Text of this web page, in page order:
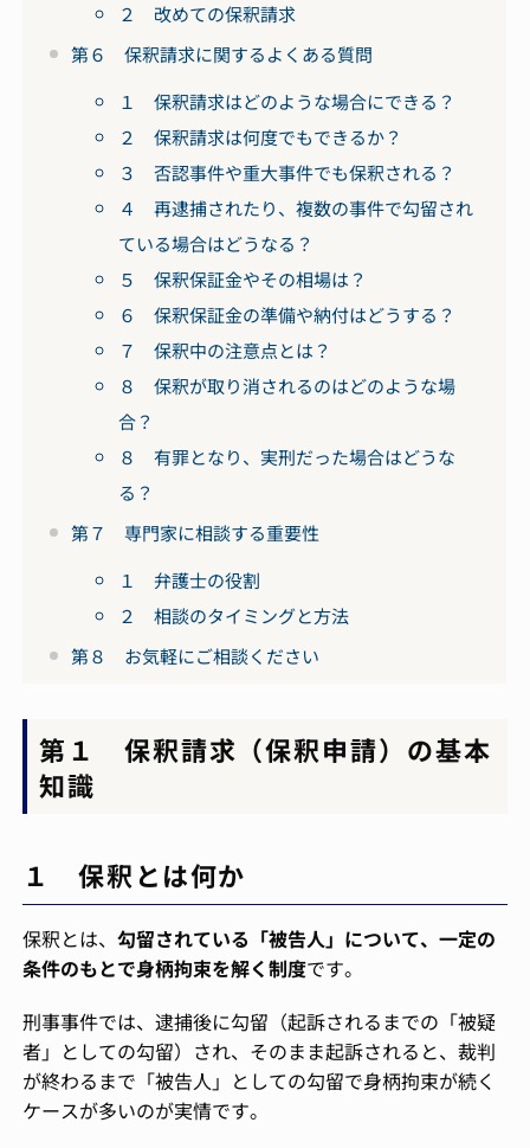
２ 改めての保釈請求
第６ 保釈請求に関するよくある質問
１ 保釈請求はどのような場合にできる？
２ 保釈請求は何度でもできるか？
３ 否認事件や重大事件でも保釈される？
４ 再逮捕されたり、複数の事件で勾留され
ている場合はどうなる？
５ 保釈保証金やその相場は？
６ 保釈保証金の準備や納付はどうする？
７ 保釈中の注意点とは？
８ 保釈が取り消されるのはどのような場
合？
８ 有罪となり、実刑だった場合はどうな
る？
第７ 専門家に相談する重要性
１ 弁護士の役割
２ 相談のタイミングと方法
第８ お気軽にご相談ください
第１ 保釈請求（保釈申請）の基本
知識
１ 保釈とは何か
保釈とは、勾留されている「被告人」について、一定の
条件のもとで身柄拘束を解く制度です。
刑事事件では、逮捕後に勾留（起訴されるまでの「被疑
者」としての勾留）され、そのまま起訴されると、裁判
が終わるまで「被告人」としての勾留で身柄拘束が続く
ケースが多いのが実情です。